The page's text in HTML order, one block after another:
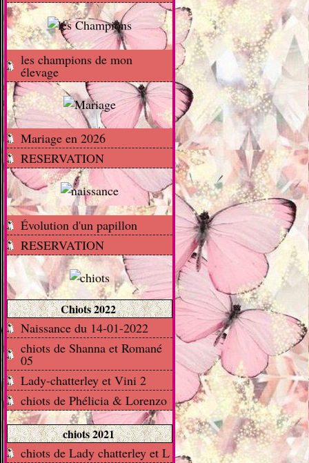
les champions de mon
élevage
Mariage en 2026
RESERVATION
Évolution d'un papillon
RESERVATION
Chiots 2022
Naissance du 14-01-2022
chiots de Shanna et Romané
05
Lady-chatterley et Vini 2
chiots de Phélicia & Lorenzo
chiots 2021
chiots de Lady chatterley et L